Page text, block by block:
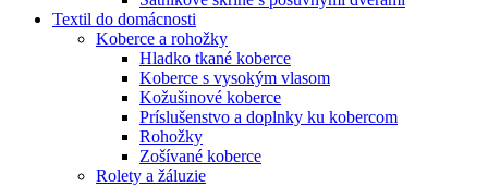
Textil do domácnosti
Koberce a rohožky
Hladko tkané koberce
Koberce s vysokým vlasom
Kožušinové koberce
Príslušenstvo a doplnky ku kobercom
Rohožky
Zošívané koberce
Rolety a žáluzie